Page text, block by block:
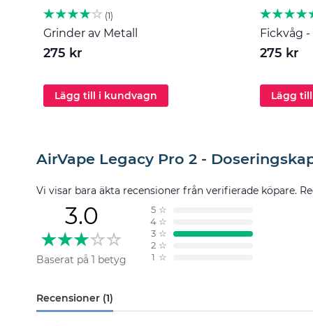
1
Grinder av Metall
275 kr
Lägg till i kundvagn
Fickvåg -
275 kr
Lägg
AirVape Legacy Pro 2 -
Vi visar bara äkta recensioner från verifierade köpare.
3.0
Baserat på 1 betyg
5 ☆
4 ☆
3 ☆
2 ☆
1 ☆
Recensioner (1)